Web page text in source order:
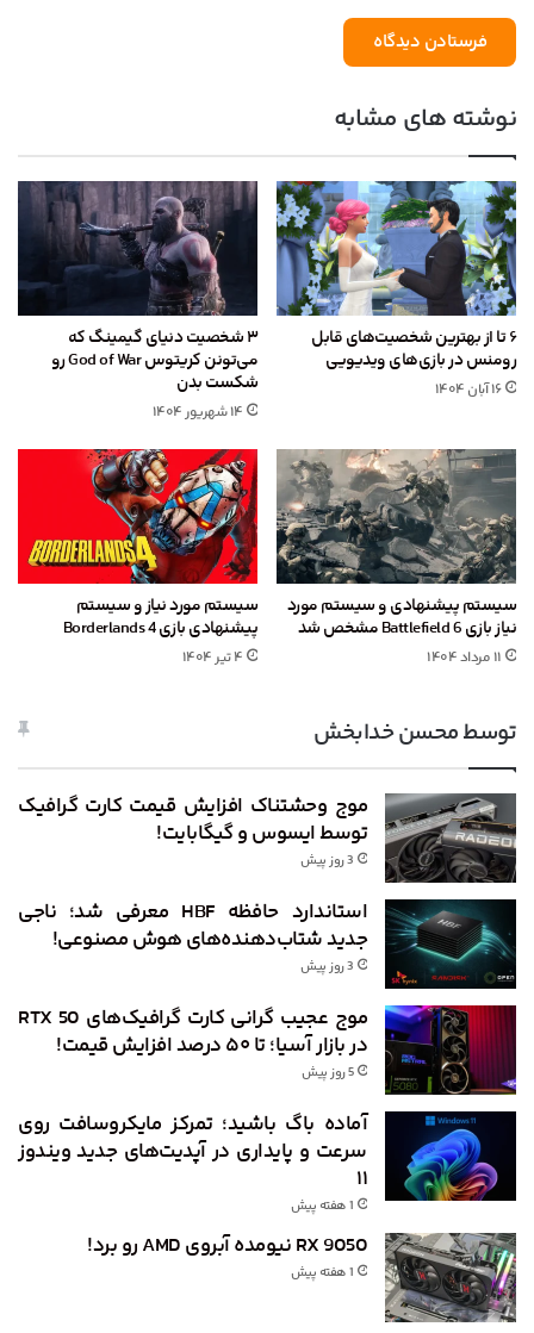
نوشته های مشابه
۶ تا از بهترین شخصیت‌های قابل
رومنس در بازی‌های ویدیویی
۱۶ آبان ۱۴۰۴
۳ شخصیت دنیای گیمینگ که
می‌تونن کریتوس God of War رو
شکست بدن
۱۴ شهریور ۱۴۰۴
سیستم پیشنهادی و سیستم مورد
نیاز بازی Battlefield 6 مشخص شد
۱۱ مرداد ۱۴۰۴
سیستم مورد نیاز و سیستم
پیشنهادی بازی Borderlands 4
۴ تیر ۱۴۰۴
توسط محسن خدابخش
موج وحشتناک افزایش قیمت کارت گرافیک
توسط ایسوس و گیگابایت!
3 روز پیش
استاندارد حافظه HBF معرفی شد؛ ناجی
جدید شتاب‌دهنده‌های هوش مصنوعی!
3 روز پیش
موج عجیب گرانی کارت گرافیک‌های RTX 50
در بازار آسیا؛ تا ۵۰ درصد افزایش قیمت!
5 روز پیش
آماده باگ باشید؛ تمرکز مایکروسافت روی
سرعت و پایداری در آپدیت‌های جدید ویندوز
۱۱
1 هفته پیش
RX 9050 نیومده آبروی AMD رو برد!
1 هفته پیش